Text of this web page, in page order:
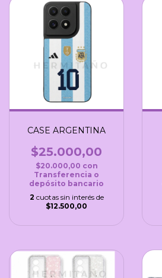
CASE ARGENTINA
$25.000,00
$20.000,00 con
Transferencia o
depósito bancario
2 cuotas sin interés de
$12.500,00